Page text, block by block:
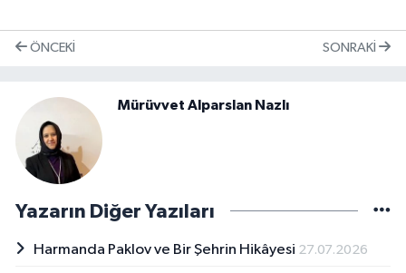
ÖNCEKI SONRAKI
Mürüvvet Alparslan Nazlı
Yazarın Diğer Yazıları
Harmanda Paklov ve Bir Şehrin Hikâyesi 27.07.2026